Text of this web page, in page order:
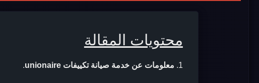
محتويات المقالة
معلومات عن خدمة صيانة تكييفات unionaire .